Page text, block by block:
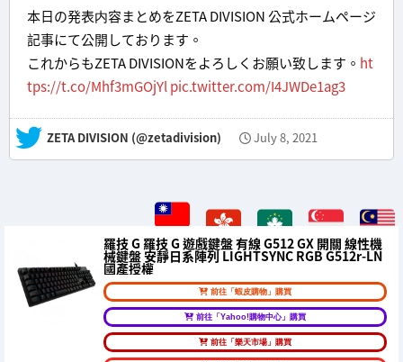
本日の発表内容まとめをZETA DIVISION 公式ホームページ
記事にて公開しております。
これからもZETA DIVISIONをよろしくお願い致します。 ht
tps://t.co/Mhf3mGOjYlpic.twitter.com/I4JWDe1ag3
— ZETA DIVISION (@zetadivision) July 8, 2021
羅技 G 羅技 G 遊戲鍵盤 有線 G512 GX 開關 線性機
械鍵盤 安靜日系陣列 LIGHTSYNC RGB G512r-LN
國產授權
前往「蝦皮購物」購買
前往「Yahoo!購物中心」購買
前往「樂天市場」購買